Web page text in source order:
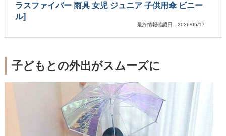
ラスファイバー 雨具 女児 ジュニア 子供用傘 ビニー
ル]
最終情報確認日：2026/05/17
子どもとの外出がスムーズに